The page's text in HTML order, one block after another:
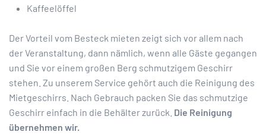
Kaffeelöffel
Der Vorteil vom Besteck mieten zeigt sich vor allem nach
der Veranstaltung, dann nämlich, wenn alle Gäste gegangen
und Sie vor einem großen Berg schmutzigem Geschirr
stehen. Zu unserem Service gehört auch die Reinigung des
Mietgeschirrs. Nach Gebrauch packen Sie das schmutzige
Geschirr einfach in die Behälter zurück. Die Reinigung
übernehmen wir.